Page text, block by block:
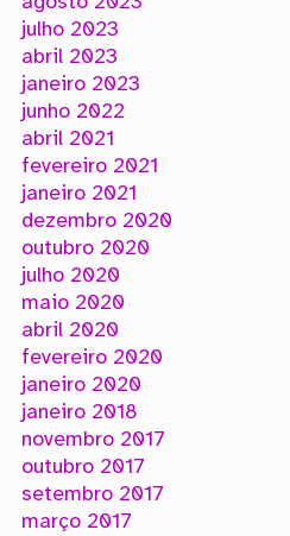
julho 2023
abril 2023
janeiro 2023
junho 2022
abril 2021
fevereiro 2021
janeiro 2021
dezembro 2020
outubro 2020
julho 2020
maio 2020
abril 2020
fevereiro 2020
janeiro 2020
janeiro 2018
novembro 2017
outubro 2017
setembro 2017
março 2017